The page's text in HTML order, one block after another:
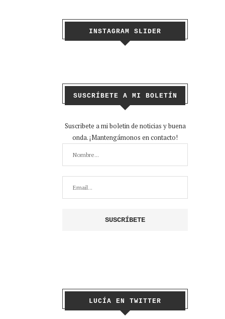
INSTAGRAM SLIDER
SUSCRÍBETE A MI BOLETÍN
Suscribete a mi boletin de noticias y buena
onda. ¡Mantengámonos en contacto!
LUCÍA EN TWITTER